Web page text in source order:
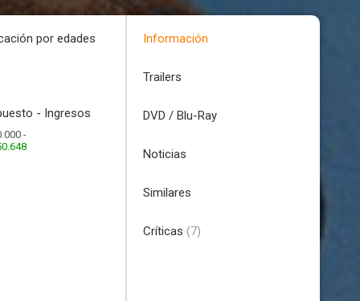
por edades
- Ingresos
-
Información
Trailers
DVD / Blu-Ray
Noticias
Similares
Críticas (7)